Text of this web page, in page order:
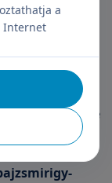
igényel.
az
növekedése
a
Internet